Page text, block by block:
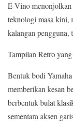
E-Vino menonjolkan
teknologi masa kini,
kalangan pengguna,
Tampilan Retro
Bentuk bodi
memberikan kesan
berbentuk bulat
sementara aksen